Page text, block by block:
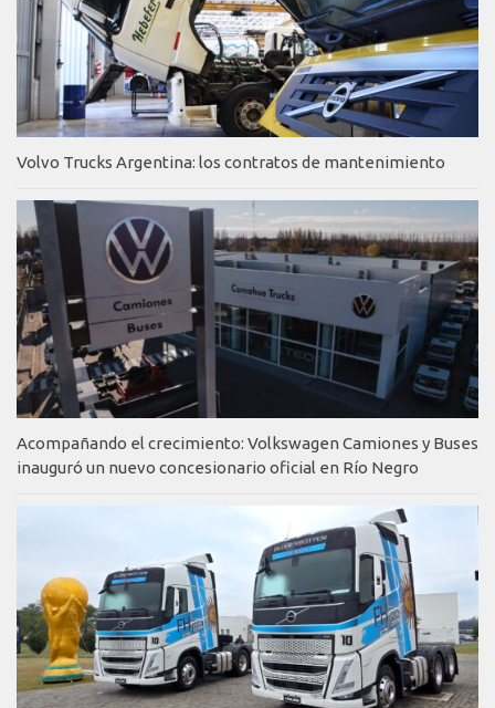
Volvo Trucks Argentina: los contratos de mantenimiento
Acompañando el crecimiento: Volkswagen Camiones y Buses
inauguró un nuevo concesionario oficial en Río Negro